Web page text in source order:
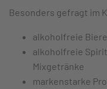
Besonders gefragt im
alkoholfreie
alkoholfreie
Mixgetränke
markenstarke